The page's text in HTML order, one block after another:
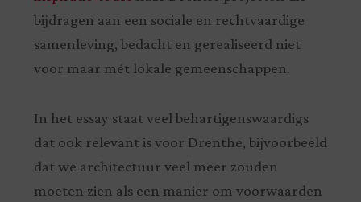
bijdragen aan een sociale en rechtvaardige
samenleving, bedacht en gerealiseerd niet
voor maar mét lokale gemeenschappen.
In het essay staat veel behartigenswaardigs
dat ook relevant is voor Drenthe, bijvoorbeeld
dat we architectuur veel meer zouden
moeten zien als een manier om voorwaarden